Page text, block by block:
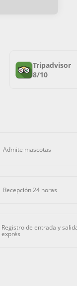
Tripadvisor
8/10
Admite mascotas
Recepción 24 horas
Registro de entrada y
exprés